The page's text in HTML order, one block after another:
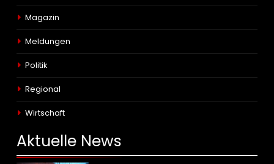
Magazin
Meldungen
Politik
Regional
Wirtschaft
Aktuelle News